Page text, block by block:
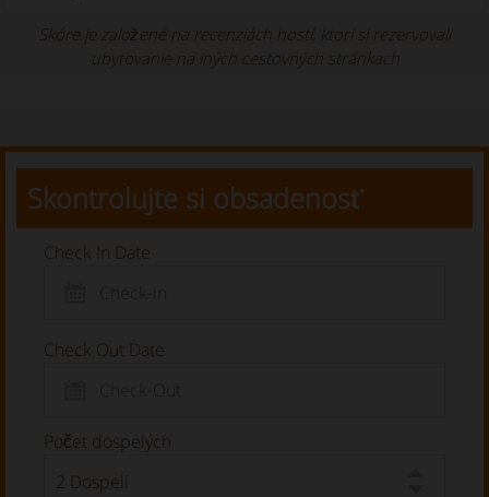
Skóre je založené na recenziách hostí, ktorí si rezervovali
ubytovanie na iných cestovných stránkach
Skontrolujte si obsadenosť
Check In Date
Check Out Date
Počet dospelých